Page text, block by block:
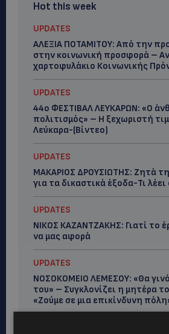
Hot this week
UPDATES
ΑΛΕΞΙΑ ΠΟΤΑΜΙΤΟΥ: Από την
στην κοινωνική προσφορά –
χαρτοφυλάκιο Κοινωνικής
UPDATES
44ο ΦΕΣΤΙΒΑΛ ΛΕΥΚΑΡΩΝ: «Ο
πολιτισμός» – Η ξεχωριστή
Λεύκαρα-(Βίντεο)
UPDATES
ΜΑΚΑΡΙΟΣ ΔΡΟΥΣΙΩΤΗΣ: Ζητά
για τα δικαστικά έξοδα-Τι
UPDATES
ΝΙΚΟΣ ΚΑΖΑΝΤΖΑΚΗΣ: Γιατί το
να μας αφορά
UPDATES
ΝΟΣΟΚΟΜΕΙΟ ΛΕΜΕΣΟΥ: «Θα
του» – Συγκλονίζει η μητέρα
«Ζούμε σε μια επικίνδυνη